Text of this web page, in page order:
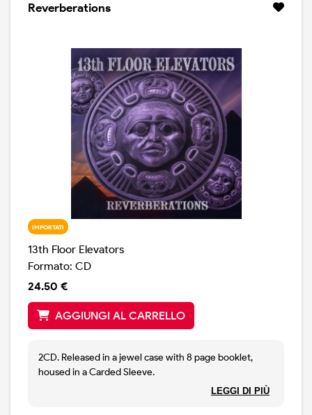
Reverberations
IMPORTATI
13th Floor Elevators
Formato: CD
24.50 €
AGGIUNGI AL CARRELLO
2CD. Released in a jewel case with 8 page booklet,
housed in a Carded Sleeve.
LEGGI DI PIÙ